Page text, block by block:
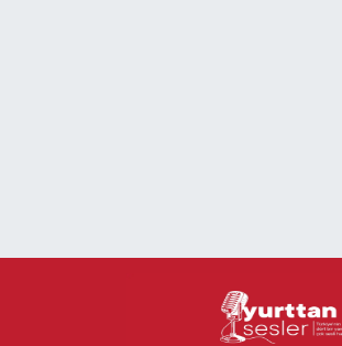
Süper Lig Puan Durumu ve Fikstür